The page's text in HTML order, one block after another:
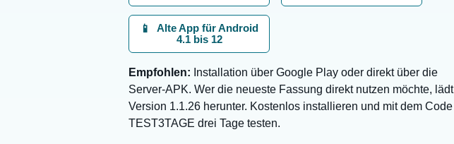
📱
Alte App für Android
4.1 bis 12
Empfohlen: Installation über Google Play oder direkt über die
Server-APK. Wer die neueste Fassung direkt nutzen möchte, lädt
Version 1.1.26 herunter. Kostenlos installieren und mit dem Code
TEST3TAGE drei Tage testen.